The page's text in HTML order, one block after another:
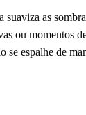
as
ou momentos
se espalhe de